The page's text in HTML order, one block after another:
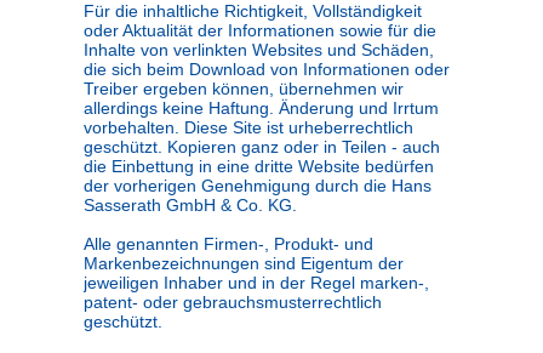
Für die inhaltliche Richtigkeit, Vollständigkeit
oder Aktualität der Informationen sowie für die
Inhalte von verlinkten Websites und Schäden,
die sich beim Download von Informationen oder
Treiber ergeben können, übernehmen wir
allerdings keine Haftung. Änderung und Irrtum
vorbehalten. Diese Site ist urheberrechtlich
geschützt. Kopieren ganz oder in Teilen - auch
die Einbettung in eine dritte Website bedürfen
der vorherigen Genehmigung durch die Hans
Sasserath GmbH & Co. KG.
Alle genannten Firmen-, Produkt- und
Markenbezeichnungen sind Eigentum der
jeweiligen Inhaber und in der Regel marken-,
patent- oder gebrauchsmusterrechtlich
geschützt.